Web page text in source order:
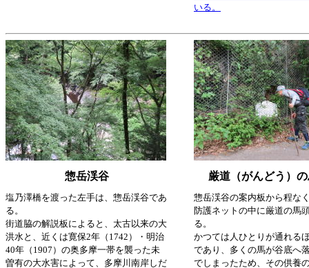
いる。
惣岳渓谷 厳道（がんどう）
塩乃澤橋を渡った左手は、惣岳渓谷であ
る。
街道脇の解説板によると、太古以来の大
洪水と、近くは寛保2年（1742）・明治
40年（1907）の奥多摩一帯を襲った未
曽有の大水害によって、多摩川南岸しだ
惣岳渓谷の案内板から程な
防護ネットの中に厳道の馬
る。
かつては人ひとりが通れる
であり、多くの馬が谷底へ
でしまったため、その供養